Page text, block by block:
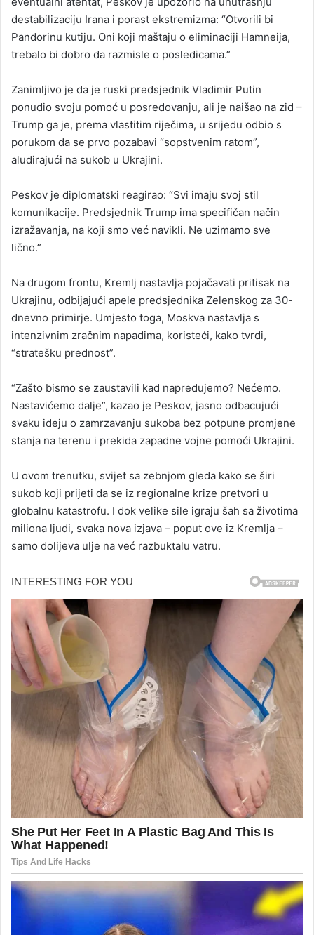
destabilizaciju Irana i porast ekstremizma: “Otvorili bi
Pandorinu kutiju. Oni koji maštaju o eliminaciji Hamneija,
trebalo bi dobro da razmisle o posledicama.”
Zanimljivo je da je ruski predsjednik Vladimir Putin
ponudio svoju pomoć u posredovanju, ali je naišao na zid –
Trump ga je, prema vlastitim riječima, u srijedu odbio s
porukom da se prvo pozabavi “sopstvenim ratom”,
aludirajući na sukob u Ukrajini.
Peskov je diplomatski reagirao: “Svi imaju svoj stil
komunikacije. Predsjednik Trump ima specifičan način
izražavanja, na koji smo već navikli. Ne uzimamo sve
lično.”
Na drugom frontu, Kremlj nastavlja pojačavati pritisak na
Ukrajinu, odbijajući apele predsjednika Zelenskog za 30-
dnevno primirje. Umjesto toga, Moskva nastavlja s
intenzivnim zračnim napadima, koristeći, kako tvrdi,
“stratešku prednost”.
“Zašto bismo se zaustavili kad napredujemo? Nećemo.
Nastavićemo dalje”, kazao je Peskov, jasno odbacujući
svaku ideju o zamrzavanju sukoba bez potpune promjene
stanja na terenu i prekida zapadne vojne pomoći Ukrajini.
U ovom trenutku, svijet sa zebnjom gleda kako se širi
sukob koji prijeti da se iz regionalne krize pretvori u
globalnu katastrofu. I dok velike sile igraju šah sa životima
miliona ljudi, svaka nova izjava – poput ove iz Kremlja –
samo dolijeva ulje na već razbuktalu vatru.